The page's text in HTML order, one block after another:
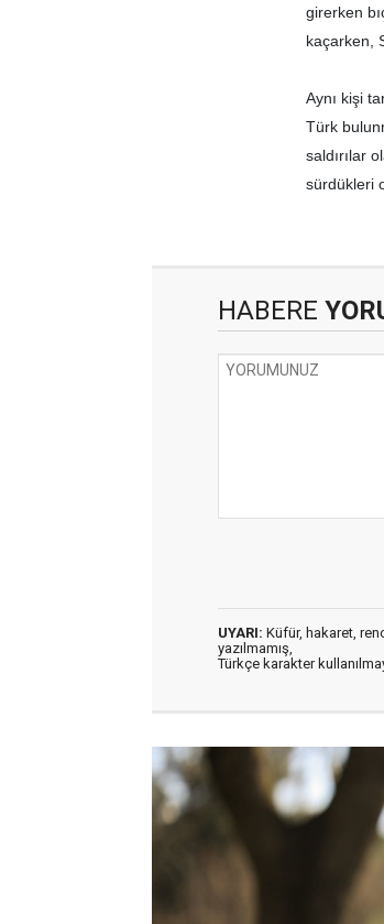
girerken
kaçarken,
Aynı kişi
Türk
saldırılar
sürdükleri
HABERE
UYARI: Küfür, hakaret,
yazılmamış,
Türkçe karakter